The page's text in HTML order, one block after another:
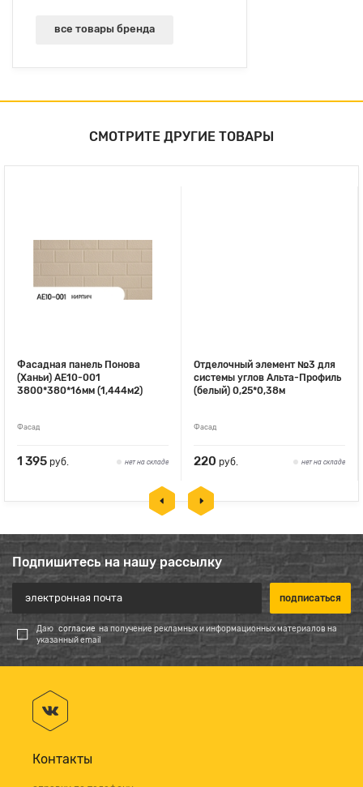
все товары бренда
СМОТРИТЕ ДРУГИЕ ТОВАРЫ
Фасадная панель Понова
(Ханьи) АЕ10-001
3800*380*16мм (1,444м2)
Фасад
1 395 руб. нет на складе
Отделочный элемент №3 для
системы углов Альта-Профиль
(белый) 0,25*0,38м
Фасад
220 руб. нет на складе
Подпишитесь на нашу рассылку
Даю согласие на получение рекламных и информационных материалов на
указанный email
Контакты